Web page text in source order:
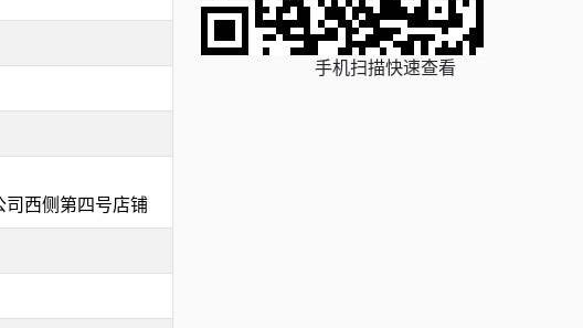
司西侧第四号店铺
手机扫描快速查看